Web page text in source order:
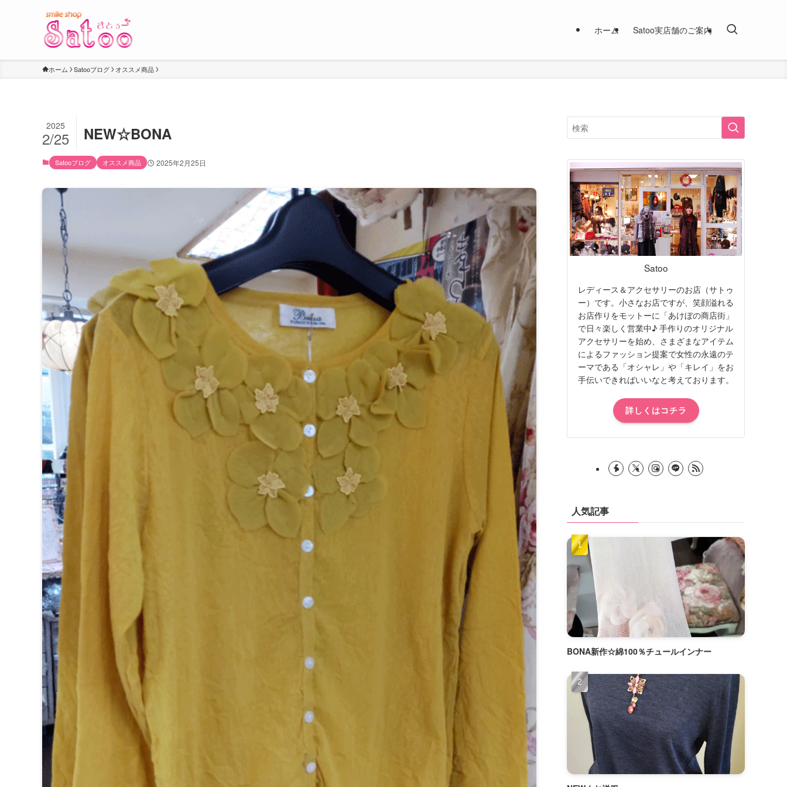
ホーム Satoo実店舗のご案内
ホーム Satooブログ オススメ商品
NEW☆BONA
2025
2/25
Satooブログ オススメ商品 2025年2月25日
Satoo
レディース＆アクセサリーのお店（サトゥ
ー）です。小さなお店ですが、笑顔溢れる
お店作りをモットーに「あけぼの商店街」
で日々楽しく営業中♪ 手作りのオリジナル
アクセサリーを始め、さまざまなアイテム
によるファッション提案で女性の永遠のテ
ーマである「オシャレ」や「キレイ」をお
手伝いできればいいなと考えております。
詳しくはコチラ
人気記事
BONA新作☆綿100％チュールインナー